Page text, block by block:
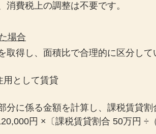
費税上の調整は不要です。
場合
得し、面積比で合理的に区分して
用として賃貸
分に係る金額を計算し、課税賃貸
円 ×〔課税賃貸割合 50万円 ÷